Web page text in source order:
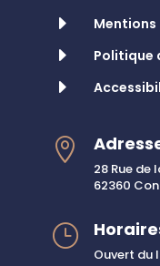
E
Mentions
E Politique
E

28 Rue de
62360
}
Ouvert du